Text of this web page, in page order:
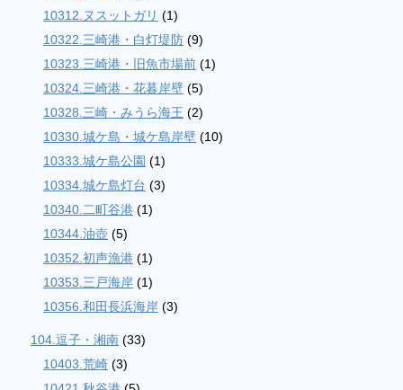
10312.ヌスットガリ (1)
10322.三崎港・白灯堤防 (9)
10323.三崎港・旧魚市場前 (1)
10324.三崎港・花暮岸壁 (5)
10328.三崎・みうら海王 (2)
10330.城ケ島・城ケ島岸壁 (10)
10333.城ケ島公園 (1)
10334.城ケ島灯台 (3)
10340.二町谷港 (1)
10344.油壺 (5)
10352.初声漁港 (1)
10353.三戸海岸 (1)
10356.和田長浜海岸 (3)
104.逗子・湘南 (33)
10403.荒崎 (3)